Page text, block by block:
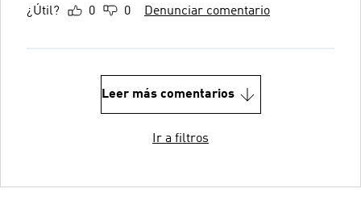
¿Útil? 0 0 Denunciar comentario
Leer más comentarios
Ir a filtros